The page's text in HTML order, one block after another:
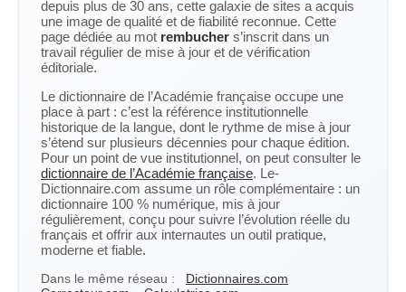
depuis plus de 30 ans, cette galaxie de sites a acquis
une image de qualité et de fiabilité reconnue. Cette
page dédiée au mot rembucher s’inscrit dans un
travail régulier de mise à jour et de vérification
éditoriale.
Le dictionnaire de l’Académie française occupe une
place à part : c’est la référence institutionnelle
historique de la langue, dont le rythme de mise à jour
s’étend sur plusieurs décennies pour chaque édition.
Pour un point de vue institutionnel, on peut consulter le
dictionnaire de l’Académie française. Le-
Dictionnaire.com assume un rôle complémentaire : un
dictionnaire 100 % numérique, mis à jour
régulièrement, conçu pour suivre l’évolution réelle du
français et offrir aux internautes un outil pratique,
moderne et fiable.
Dans le même réseau :
Dictionnaires.com